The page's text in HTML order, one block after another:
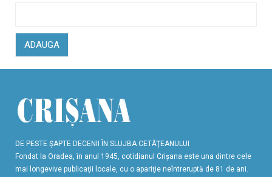
ADAUGA
DE PESTE ŞAPTE DECENII ÎN SLUJBA CETĂŢEANULUI
Fondat la Oradea, în anul 1945, cotidianul Crişana este una dintre cele
mai longevive publicaţii locale, cu o apariţie neîntreruptă de 81 de ani.